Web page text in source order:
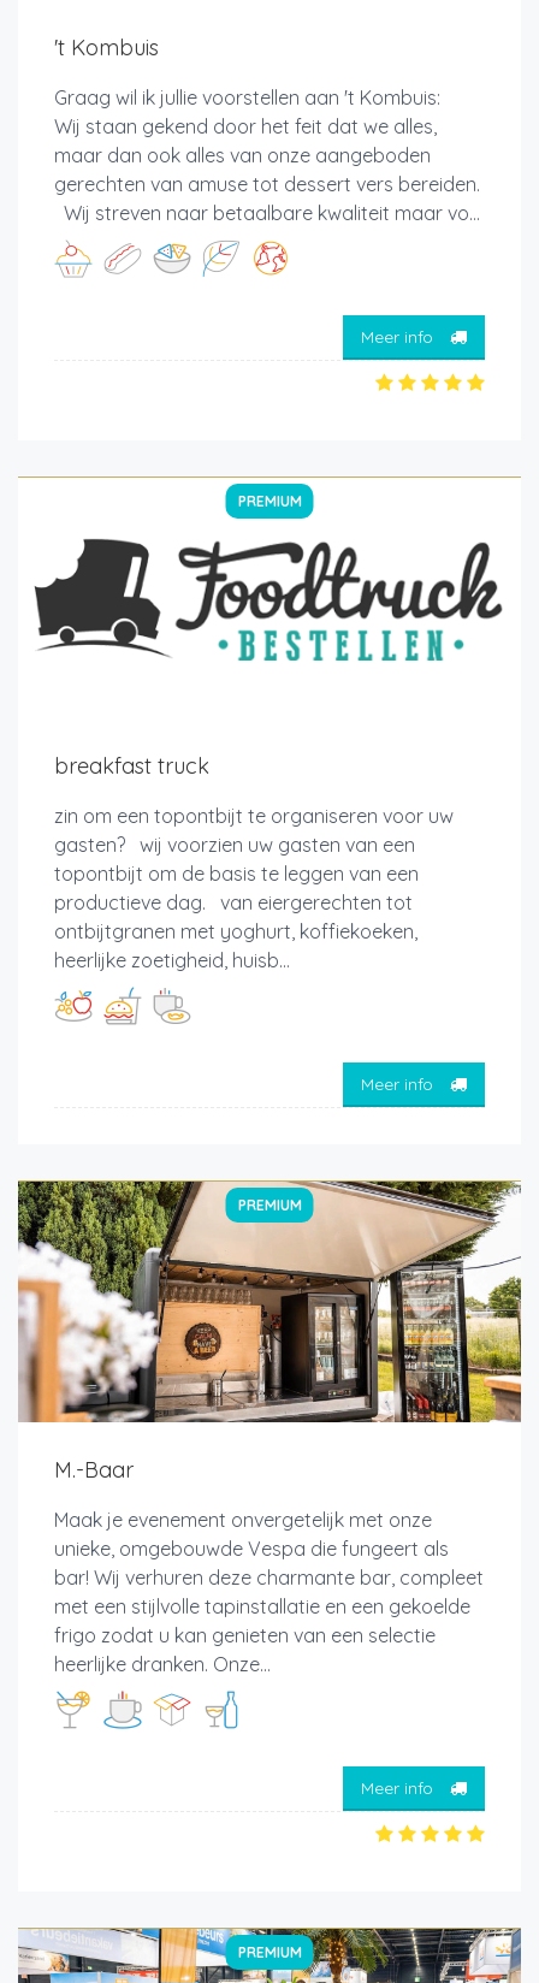
't Kombuis
Graag wil ik jullie voorstellen aan 't Kombuis:
Wij staan gekend door het feit dat we alles,
maar dan ook alles van onze aangeboden
gerechten van amuse tot dessert vers bereiden.
Wij streven naar betaalbare kwaliteit maar vo...
Meer info
PREMIUM
breakfast truck
zin om een topontbijt te organiseren voor uw
gasten? wij voorzien uw gasten van een
topontbijt om de basis te leggen van een
productieve dag. van eiergerechten tot
ontbijtgranen met yoghurt, koffiekoeken,
heerlijke zoetigheid, huisb...
Meer info
PREMIUM
M.-Baar
Maak je evenement onvergetelijk met onze
unieke, omgebouwde Vespa die fungeert als
bar! Wij verhuren deze charmante bar, compleet
met een stijlvolle tapinstallatie en een gekoelde
frigo zodat u kan genieten van een selectie
heerlijke dranken. Onze...
Meer info
PREMIUM